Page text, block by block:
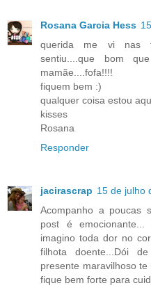
Rosana Garcia Hess
querida me vi nas
sentiu....que bom
mamãe....fofa!!!!
fiquem bem :)
qualquer coisa estou
kisses
Rosana
Responder
jacirascrap 15 de julho
Acompanho a poucas
post é
imagino toda dor no
filhota doente...Dói
presente maravilhoso
fique bem forte para